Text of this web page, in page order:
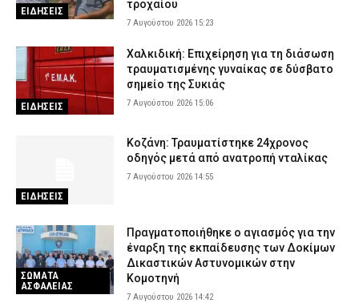
Τροχαίο-σοκ στις Σέρρες: ΙΧ συγκρούστηκε με φορτηγό –
Σκοτώθηκαν δύο άτομα
ΕΙΔΗΣΕΙΣ 7 Αυγούστου 2026 09:03
Λακωνία: Σήμερα η απολογία του 55χρονου που έκρυβε τη σορό
του πατέρα του σε καταψύκτη
Κίνηση τώρα: Μεγάλες καθυστερήσεις γύρω από το λιμάνι του
ΕΙΔΗΣΕΙΣ
ΕΙΔΗΣΕΙΣ
τροχαίου
7 Αυγούστου 2026 15:23
ΕΙΔΗΣΕΙΣ
Χαλκιδική: Επιχείρηση για τη διάσωση
τραυματισμένης γυναίκας σε δύσβατο
σημείο της Συκιάς
7 Αυγούστου 2026 15:06
ΕΙΔΗΣΕΙΣ
Κοζάνη: Τραυματίστηκε 24χρονος
οδηγός μετά από ανατροπή νταλίκας
7 Αυγούστου 2026 14:55
ΣΩΜΑΤΑ
ΑΣΦΑΛΕΙΑΣ
Πραγματοποιήθηκε ο αγιασμός για την
έναρξη της εκπαίδευσης των Δοκίμων
Δικαστικών Αστυνομικών στην
Κομοτηνή
7 Αυγούστου 2026 14:42